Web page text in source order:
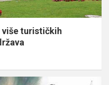
više turističkih